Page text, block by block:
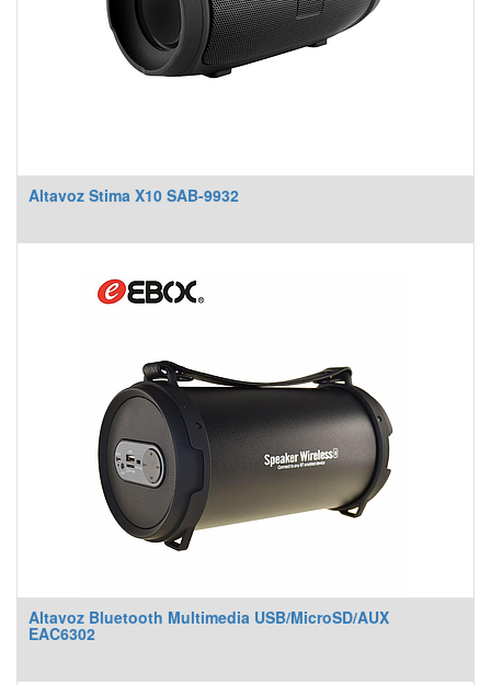
Altavoz Stima X10 SAB-9932
Altavoz Bluetooth Multimedia USB/MicroSD/AUX
EAC6302